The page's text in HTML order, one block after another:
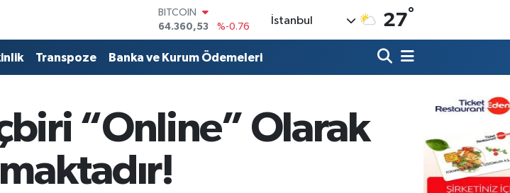
DOLAR
47,7069
%0.17
EURO
55,0265
%0.01
6574.81
%1.44
BİST100
13.887
%64
İstanbul 27°
Transpoze Banka ve Kurum Ödemeleri
“Online” Olarak